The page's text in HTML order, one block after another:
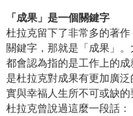
「成果」是一個關鍵字
杜拉克留下了非常多的著
關鍵字，那就是「成果」
都會認為指的是工作上的
是杜拉克對成果有更加廣
實與幸福人生所不可或缺的
杜拉克曾說過這麼一段話